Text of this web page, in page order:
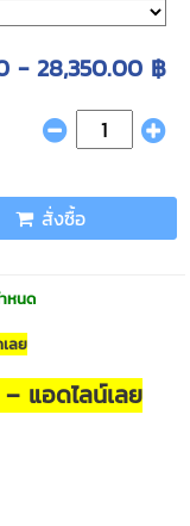
- 28,350.00 ฿
สั่งซื้อ
หนด
ลย
– แอดไลน์เลย